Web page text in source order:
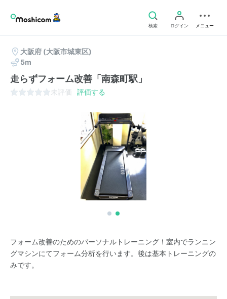
検索 ログイン メニュー
大阪府 (大阪市城東区)
5m
走らずフォーム改善「南森町駅」
未評価 評価する
フォーム改善のためのパーソナルトレーニング！室内でランニン
グマシンにてフォーム分析を行います。後は基本トレーニングの
みです。